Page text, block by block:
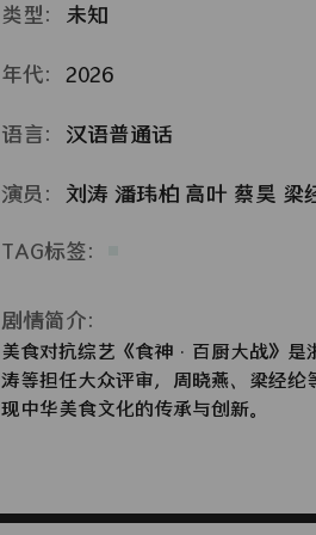
类型： 未知
年代： 2026
语言： 汉语普通话
演员： 刘涛 潘玮柏 高叶 蔡昊 梁
TAG标签：
剧情简介：
美食对抗综艺《食神·百厨大战》是
涛等担任大众评审，周晓燕、梁经
现中华美食文化的传承与创新。